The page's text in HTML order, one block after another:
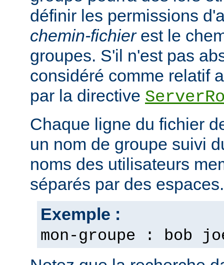
définir les permissions
chemin-fichierest le
groupes. S'il n'est pas
considéré comme relatif
par la directive
Chaque ligne du fichier
un nom de groupe suivi
noms des utilisateurs
séparés par des espaces.
Exemple :
mon-groupe : bob